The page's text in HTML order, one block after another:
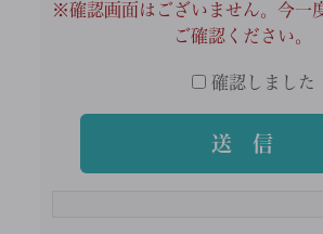
※確認画面はございません。今一
ご確認ください。
確認しました